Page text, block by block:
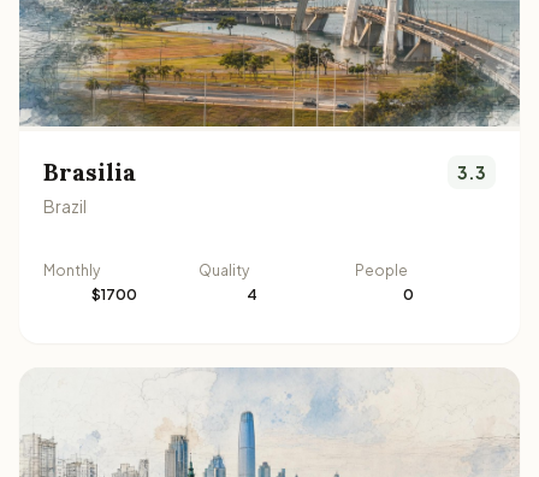
Brasilia
Brazil
3.3
Monthly
$1700
Quality
4
People
0